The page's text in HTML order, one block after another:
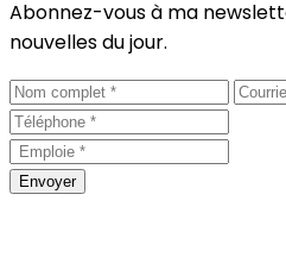
Abonnez-vous à ma
nouvelles du jour.
Envoyer